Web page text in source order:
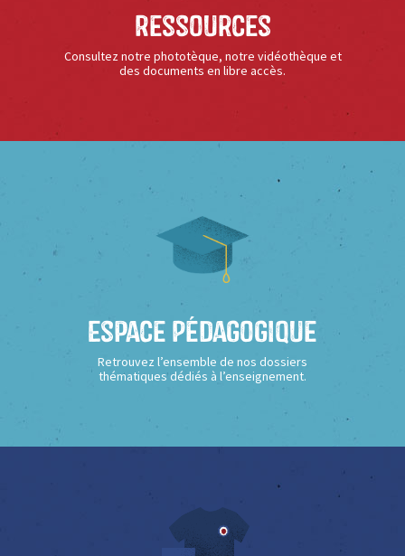
Ressources
Consultez notre phototèque, notre vidéothèque et
des documents en libre accès.
Espace Pédagogique
Retrouvez l’ensemble de nos dossiers
thématiques dédiés à l’enseignement.